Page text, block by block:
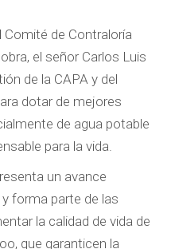
Comité de Contraloría
el señor Carlos Luis
de la CAPA y del
dotar de mejores
de agua potable
para la vida.
un avance
forma parte de las
la calidad de vida de
que garanticen la